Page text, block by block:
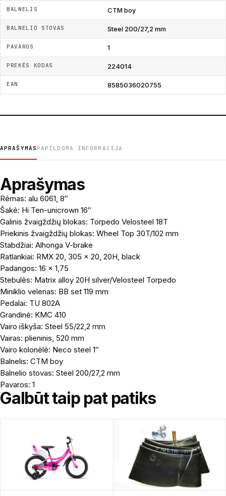
BALNELIS CTM boy
BALNELIO STOVAS Steel 200/27,2 mm
PAVAROS 1
PREKĖS KODAS 224014
EAN 8585036020755
APRAŠYMAS PAPILDOMA INFORMACIJA
Aprašymas
Rėmas: alu 6061, 8″
Šakė: Hi Ten-unicrown 16″
Galinis žvaigždžių blokas: Torpedo Velosteel 18T
Priekinis žvaigždžių blokas: Wheel Top 30T/102 mm
Stabdžiai: Alhonga V-brake
Ratlankiai: RMX 20, 305 x 20, 20H, black
Padangos: 16 x 1,75
Stebulės: Matrix alloy 20H silver/Velosteel Torpedo
Miniklio velenas: BB set 119 mm
Pedalai: TU 802A
Grandinė: KMC 410
Vairo iškyša: Steel 55/22,2 mm
Vairas: plieninis, 520 mm
Vairo kolonėlė: Neco steel 1″
Balnelis: CTM boy
Balnelio stovas: Steel 200/27,2 mm
Pavaros: 1
Galbūt taip pat patiks